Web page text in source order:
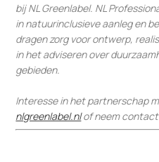
bij NL Greenlabel. NL
in natuurinclusieve aanleg en
dragen zorg voor ontwerp,
in het adviseren over
gebieden.
Interesse in het partnerschap
nlgreenlabel.nlof neem contact